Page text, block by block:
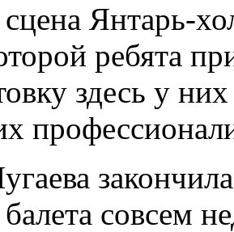
сцена Янтарь-
ребята
здесь у
балета совсем